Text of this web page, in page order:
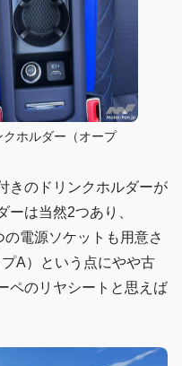
クホルダー（オープ
きのドリンクホルダーが
ーは当然2つあり、
電源ソケットも用意さ
A）という点にやや古
ペのリヤシートと思えば